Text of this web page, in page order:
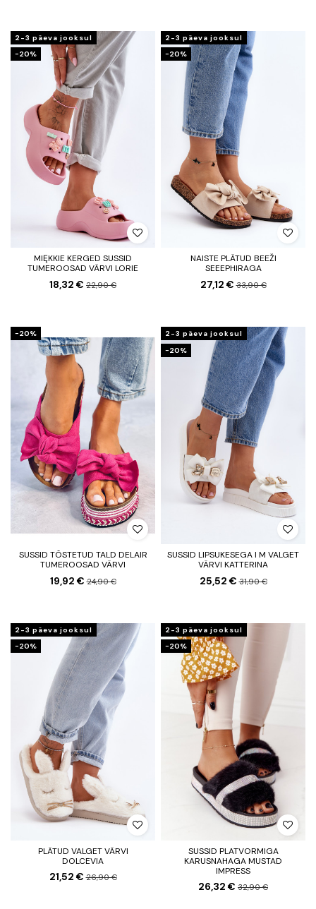
2-3 päeva jooksul
−20%
MIĘKKIE KERGED SUSSID
TUMEROOSAD VÄRVI LORIE
18,32 € 22,90 €
2-3 päeva jooksul
−20%
NAISTE PLÄTUD BEEŽI
SEEEPHIRAGA
27,12 €33,90 €
−20%
SUSSID TÕSTETUD TALD DELAIR
TUMEROOSAD VÄRVI
19,92 €24,90 €
2-3 päeva jooksul
−20%
SUSSID LIPSUKESEGA I M VALGET
VÄRVI KATTERINA
25,52 €31,90 €
2-3 päeva jooksul
−20%
PLÄTUD VALGET VÄRVI
DOLCEVIA
21,52 €26,90 €
2-3 päeva jooksul
−20%
SUSSID PLATVORMIGA
KARUSNAHAGA MUSTAD
IMPRESS
26,32 € 32,90 €